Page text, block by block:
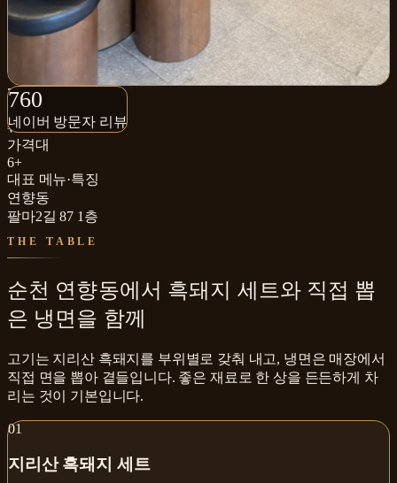
760
네이버 방문자 리뷰
760+
네이버 방문자 리뷰
₩₩
가격대
6+
대표 메뉴·특징
연향동
팔마2길 87 1층
THE TABLE
순천 연향동에서 흑돼지 세트와 직접 뽑
은 냉면을 함께
고기는 지리산 흑돼지를 부위별로 갖춰 내고, 냉면은 매장에서
직접 면을 뽑아 곁들입니다. 좋은 재료로 한 상을 든든하게 차
리는 것이 기본입니다.
01
지리산 흑돼지 세트